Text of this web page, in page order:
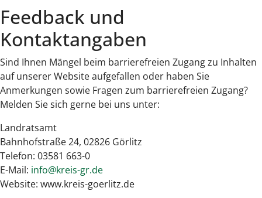
Feedback und
Kontaktangaben
Sind Ihnen Mängel beim barrierefreien Zugang zu Inhalten
auf unserer Website aufgefallen oder haben Sie
Anmerkungen sowie Fragen zum barrierefreien Zugang?
Melden Sie sich gerne bei uns unter:
Landratsamt
Bahnhofstraße 24, 02826 Görlitz
Telefon: 03581 663-0
E-Mail: info@kreis-gr.de
Website: www.kreis-goerlitz.de